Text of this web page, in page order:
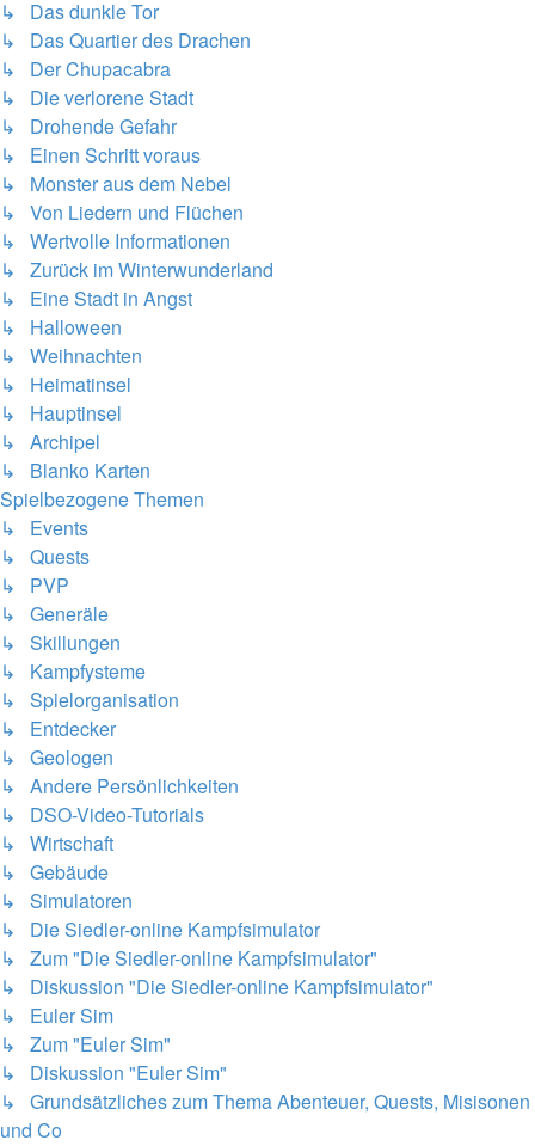
↳ Das dunkle Tor
↳ Das Quartier des Drachen
↳ Der Chupacabra
↳ Die verlorene Stadt
↳ Drohende Gefahr
↳ Einen Schritt voraus
↳ Monster aus dem Nebel
↳ Von Liedern und Flüchen
↳ Wertvolle Informationen
↳ Zurück im Winterwunderland
↳ Eine Stadt in Angst
↳ Halloween
↳ Weihnachten
↳ Heimatinsel
↳ Hauptinsel
↳ Archipel
↳ Blanko Karten
Spielbezogene Themen
↳ Events
↳ Quests
↳ PVP
↳ Generäle
↳ Skillungen
↳ Kampfysteme
↳ Spielorganisation
↳ Entdecker
↳ Geologen
↳ Andere Persönlichkeiten
↳ DSO-Video-Tutorials
↳ Wirtschaft
↳ Gebäude
↳ Simulatoren
↳ Die Siedler-online Kampfsimulator
↳ Zum "Die Siedler-online Kampfsimulator"
↳ Diskussion "Die Siedler-online Kampfsimulator"
↳ Euler Sim
↳ Zum "Euler Sim"
↳ Diskussion "Euler Sim"
↳ Grundsätzliches zum Thema Abenteuer, Quests, Misisonen
und Co